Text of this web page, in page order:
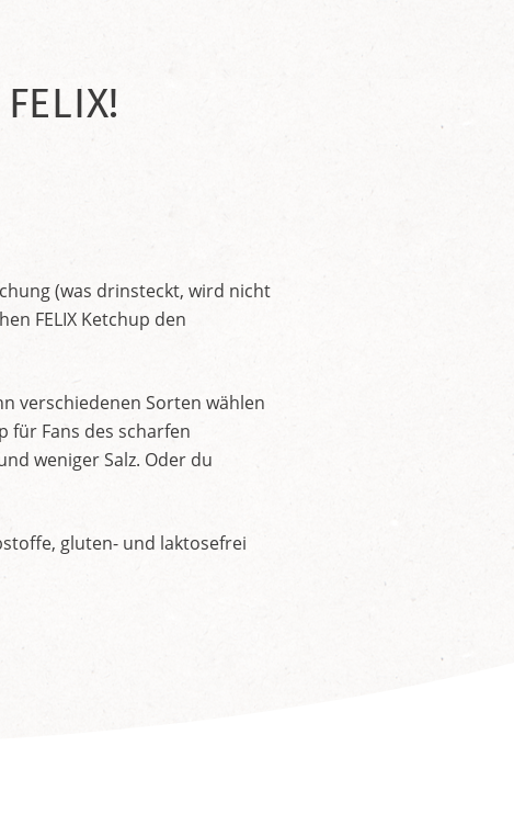
(was drinsteckt, wird nicht
FELIX Ketchup den
verschiedenen Sorten wählen
für Fans des scharfen
weniger Salz. Oder du
gluten- und laktosefrei